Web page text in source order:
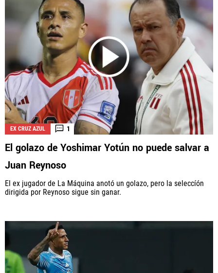
EX CRUZ AZUL 1
El golazo de Yoshimar Yotún no puede salvar a
Juan Reynoso
El ex jugador de La Máquina anotó un golazo, pero la seleccíón
dirigida por Reynoso sigue sin ganar.